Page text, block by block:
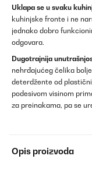
Uklapa se u svaku
kuhinjske fronte i ne
jednako dobro
odgovara.
Dugotrajnija
nehrđajućeg čelika
deterdžente od
podesivom visinom
za preinakama, pa se
Opis proizvoda